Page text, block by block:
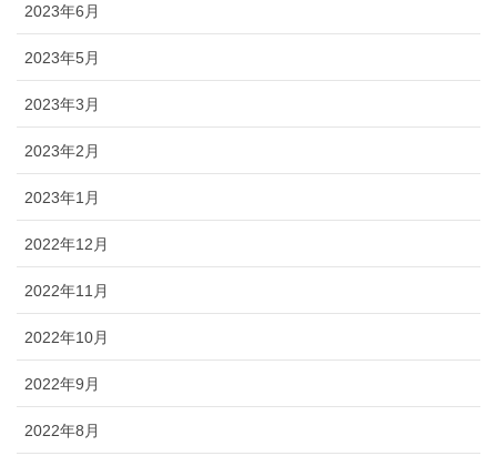
2023年6月
2023年5月
2023年3月
2023年2月
2023年1月
2022年12月
2022年11月
2022年10月
2022年9月
2022年8月